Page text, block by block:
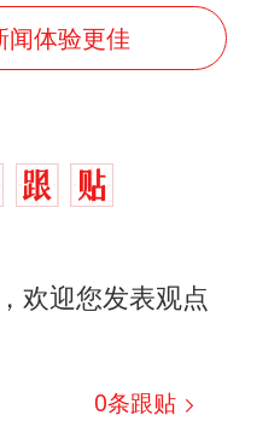
闻体验更佳
欢迎您发表观点
0条跟贴